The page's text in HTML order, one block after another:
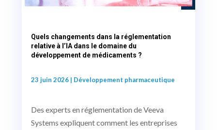
Quels changements dans la réglementation
relative à l’IA dans le domaine du
développement de médicaments ?
23 juin 2026| Développement pharmaceutique
Des experts en réglementation de Veeva
Systems expliquent comment les entreprises